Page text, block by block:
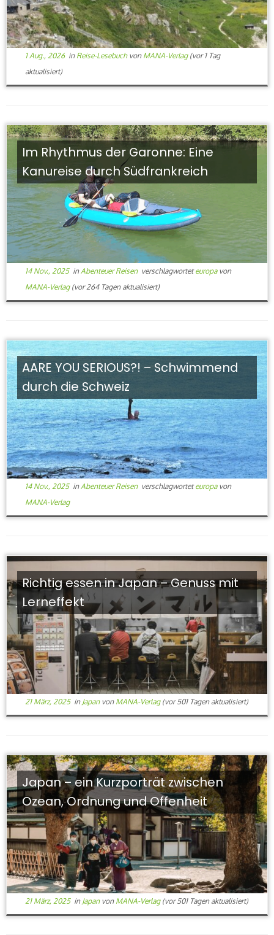
1 Aug., 2026in Reise-Lesebuch von MANA-Verlag(vor 1 Tag
aktualisiert)
Im Rhythmus der Garonne: Eine
Kanureise durch Südfrankreich
14 Nov., 2025in Abenteuer Reisen verschlagworteteuropa von
MANA-Verlag(vor 264 Tagen aktualisiert)
AARE YOU SERIOUS?! – Schwimmend
durch die Schweiz
14 Nov., 2025in Abenteuer Reisen verschlagworteteuropa von
MANA-Verlag
Richtig essen in Japan – Genuss mit
Lerneffekt
21 März, 2025in Japan von MANA-Verlag(vor 501 Tagen aktualisiert)
Japan – ein Kurzporträt zwischen
Ozean, Ordnung und Offenheit
21 März, 2025in Japan von MANA-Verlag(vor 501 Tagen aktualisiert)